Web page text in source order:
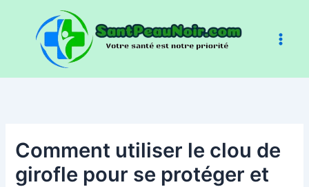
contenu
Comment utiliser le clou de
girofle pour se protéger et